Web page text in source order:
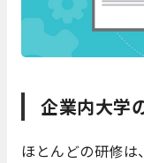
企業内大学
ほとんどの研修は